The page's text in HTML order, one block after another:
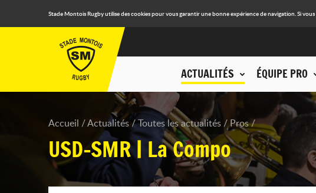
Stade Montois Rugby utilise des cookies pour vous garantir une bonne expérience de navigation. Si
ACTUALITÉS ÉQUIPE PRO
Accueil Actualités Toutes les actualités Pros
USD-SMR | La Compo